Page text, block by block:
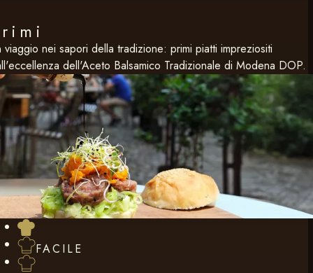
viaggio nei sapori della tradizione: primi piatti impreziositi
dell'Aceto Balsamico Tradizionale di Modena DOP.
FACILE